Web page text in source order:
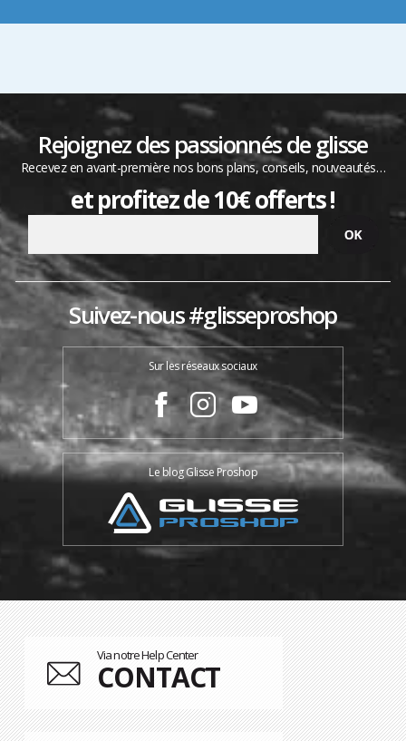
Rejoignez des passionnés de glisse
Recevez en avant-première nos bons plans, conseils, nouveautés…
et profitez de 10€ offerts !
Suivez-nous #glisseproshop
Sur les réseaux sociaux
Le blog Glisse Proshop
Via notre Help Center
CONTACT